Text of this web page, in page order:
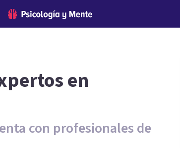
en
con profesionales de